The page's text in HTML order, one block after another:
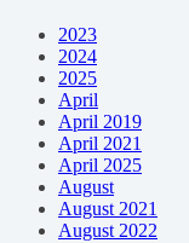
2023
2024
2025
April
April 2019
April 2021
April 2025
August
August 2021
August 2022